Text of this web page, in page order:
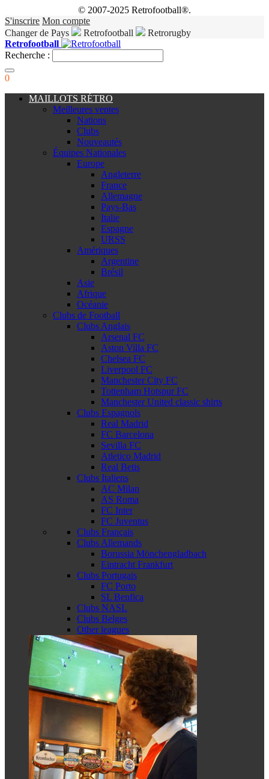
© 2007-2025 Retrofootball®.
S'inscrire Mon compte
Changer de Pays
Retrofootball
Retrorugby
Retrofootball
Recherche :
0
MAILLOTS RÉTRO
Meilleures ventes
Nations
Clubs
Nouveautés
Équipes Nationales
Europe
Angleterre
France
Allemagne
Pays-Bas
Italie
Espagne
URSS
Amériques
Argentine
Brésil
Asie
Afrique
Océanie
Clubs de Football
Clubs Anglais
Arsenal FC
Aston Villa FC
Chelsea FC
Liverpool FC
Manchester City FC
Tottenham Hotspur FC
Manchester United classic shirts
Clubs Espagnols
Real Madrid
FC Barcelona
Sevilla FC
Atletico Madrid
Real Betis
Clubs Italiens
AC Milan
AS Roma
FC Inter
FC Juventus
Clubs Français
Clubs Allemands
Borussia Mönchengladbach
Eintracht Frankfurt
Clubs Portugais
FC Porto
SL Benfica
Clubs NASL
Clubs Belges
Other leagues